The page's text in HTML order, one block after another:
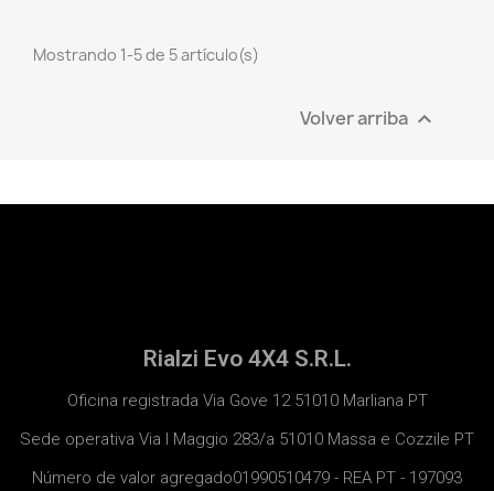
Mostrando 1-5 de 5 artículo(s)
Volver arriba 
Rialzi Evo 4X4 S.R.L.
Oficina registrada Via Gove 12 51010 Marliana PT
Sede operativa Via I Maggio 283/a 51010 Massa e Cozzile PT
Número de valor agregado01990510479 - REA PT - 197093